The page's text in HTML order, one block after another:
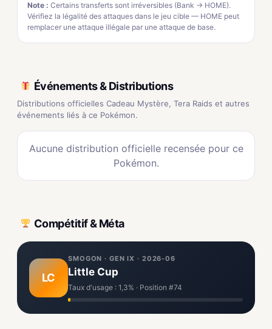
Note : Certains transferts sont irréversibles (Bank → HOME).
Vérifiez la légalité des attaques dans le jeu cible — HOME peut
remplacer une attaque illégale par une attaque de base.
Événements & Distributions
Distributions officielles Cadeau Mystère, Tera Raids et autres
événements liés à ce Pokémon.
Aucune distribution officielle recensée pour ce
Pokémon.
Compétitif & Méta
LC
SMOGON · GEN IX · 2026-06
Little Cup
Taux d'usage : 1,3% · Position #74